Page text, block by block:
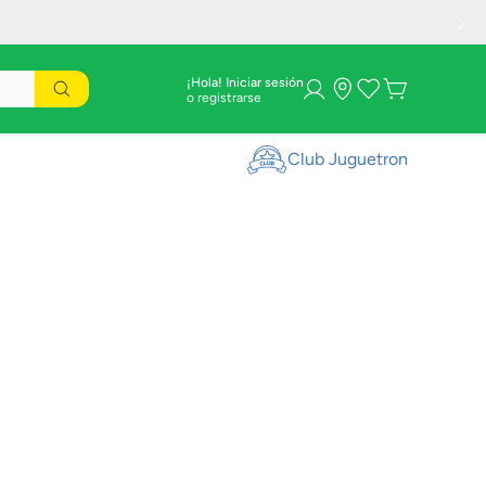
¡Hola! Iniciar sesión
Club Juguetron